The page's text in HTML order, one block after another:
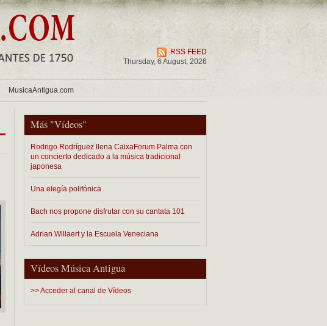
RSS FEED
Thursday, 6 August, 2026
MusicaAntigua.com
Más "Vídeos"
Rodrigo Rodríguez llena CaixaForum Palma con
un concierto dedicado a la música tradicional
japonesa
Una elegía polifónica
Bach nos propone disfrutar con su cantata 101
Adrian Willaert y la Escuela Veneciana
Vídeos Música Antigua
>> Acceder al canal de Vídeos